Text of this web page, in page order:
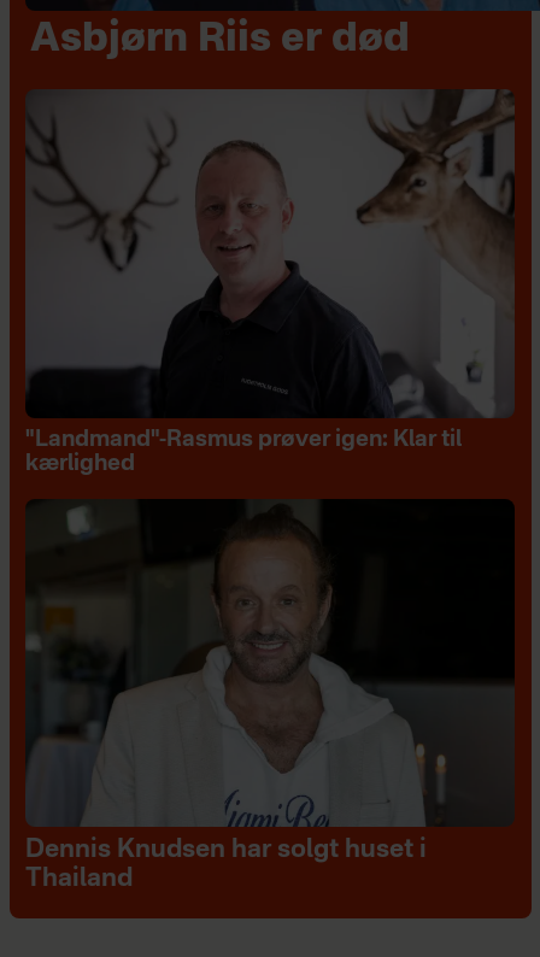
Asbjørn Riis er død
"Landmand"-Rasmus prøver igen: Klar til
kærlighed
Dennis Knudsen har solgt huset i
Thailand